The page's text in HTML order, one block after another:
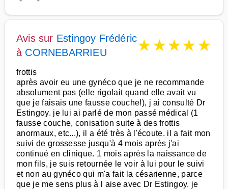
Avis sur Estingoy Frédéric
à CORNEBARRIEU ★★★★★
frottis
après avoir eu une gynéco que je ne recommande
absolument pas (elle rigolait quand elle avait vu
que je faisais une fausse couche!), j ai consulté Dr
Estingoy. je lui ai parlé de mon passé médical (1
fausse couche, conisation suite à des frottis
anormaux, etc...), il a été très à l'écoute. il a fait mon
suivi de grossesse jusqu'à 4 mois après j'ai
continué en clinique. 1 mois après la naissance de
mon fils, je suis retournée le voir à lui pour le suivi
et non au gynéco qui m'a fait la césarienne, parce
que je me sens plus à l aise avec Dr Estingoy. je